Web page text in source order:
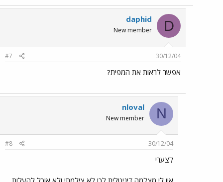
D
daphid
New member
30/12/04
#7
אפשר לראות את המפית?
N
nloval
New member
30/12/04
#8
לצערי